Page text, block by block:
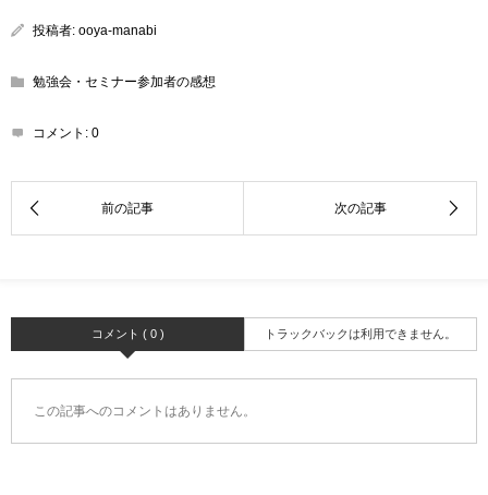
投稿者: ooya-manabi
勉強会・セミナー参加者の感想
コメント: 0
コメント ( 0 ) トラックバックは利用できません。
この記事へのコメントはありません。